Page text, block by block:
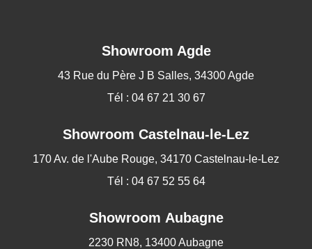
Showroom Agde
43 Rue du Père J B Salles, 34300 Agde
Tél : 04 67 21 30 67
Showroom Castelnau-le-Lez
170 Av. de l'Aube Rouge, 34170 Castelnau-le-Lez
Tél : 04 67 52 55 64
Showroom Aubagne
2230 RN8, 13400 Aubagne